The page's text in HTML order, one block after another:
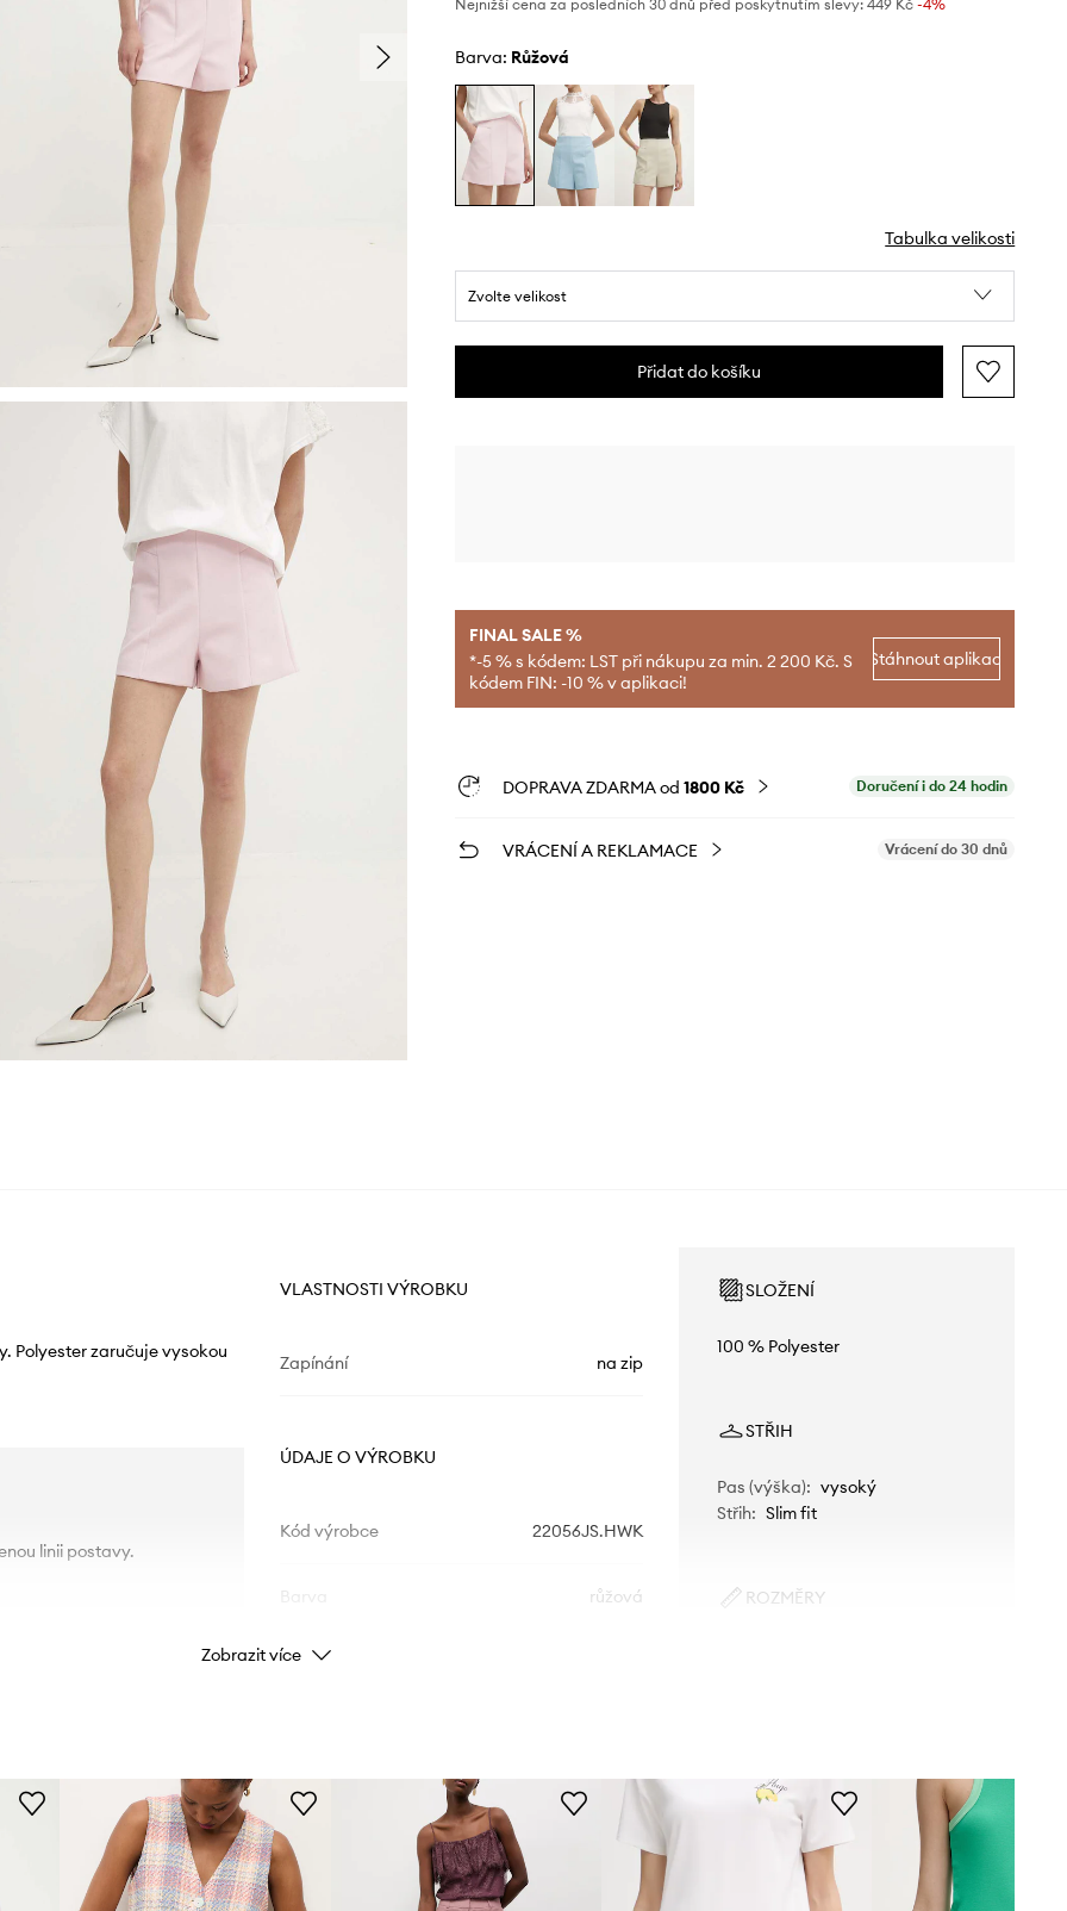
Nejnižší cena za posledních 30 dnů před poskytnutím slevy: 449 Kč -4%
Barva: růžová
Tabulka velikosti
Zvolte velikost
Přidat do košíku
FINAL SALE %
*-5 % s kódem: LST při nákupu za min. 2 200 Kč. S
kódem FIN: -10 % v aplikaci!
Stáhnout aplikaci
DOPRAVA ZDARMA od 1800 Kč Doručení i do 24 hodin
VRÁCENÍ A REKLAMACE Vrácení do 30 dnů
Polyester zaručuje vysokou
linii postavy.
VLASTNOSTI VÝROBKU
Zapínání na zip
ÚDAJE O VÝROBKU
Kód výrobce 22056JS.HWK
růžová
Značka
ID produktu
SLOŽENÍ
100 % Polyester
STŘIH
Pas (výška): vysoký
Střih: Slim fit
ROZMĚRY
Tabulka velikosti
Zobrazit více